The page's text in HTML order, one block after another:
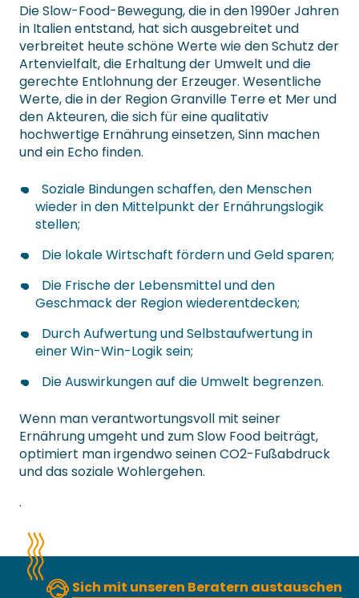
Die Slow-Food-Bewegung, die in den 1990er Jahren
in Italien entstand, hat sich ausgebreitet und
verbreitet heute schöne Werte wie den Schutz der
Artenvielfalt, die Erhaltung der Umwelt und die
gerechte Entlohnung der Erzeuger. Wesentliche
Werte, die in der Region Granville Terre et Mer und
den Akteuren, die sich für eine qualitativ
hochwertige Ernährung einsetzen, Sinn machen
und ein Echo finden.
Soziale Bindungen schaffen, den Menschen
wieder in den Mittelpunkt der Ernährungslogik
stellen;
Die lokale Wirtschaft fördern und Geld sparen;
Die Frische der Lebensmittel und den
Geschmack der Region wiederentdecken;
Durch Aufwertung und Selbstaufwertung in
einer Win-Win-Logik sein;
Die Auswirkungen auf die Umwelt begrenzen.
Wenn man verantwortungsvoll mit seiner
Ernährung umgeht und zum Slow Food beiträgt,
optimiert man irgendwo seinen CO2-Fußabdruck
und das soziale Wohlergehen.
.
Sich mit unseren Beratern austauschen